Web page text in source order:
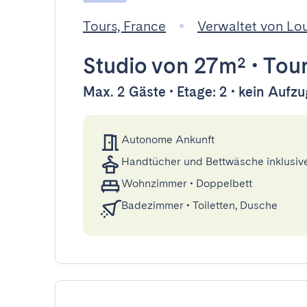
Tours, France Verwaltet von
Studiovon 27m² •
Max. 2 Gäste • Etage: 2 • kein
Autonome Ankunft
Handtücher und Bettwäsche
Wohnzimmer • Doppelbett
Badezimmer • Toiletten, Dusche